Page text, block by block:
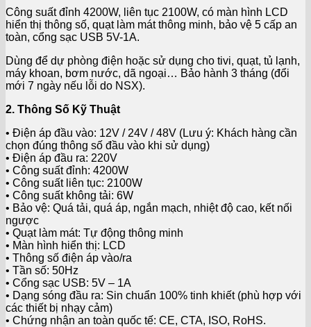
Công suất đỉnh 4200W, liên tục 2100W, có màn hình LCD
hiển thị thông số, quạt làm mát thông minh, bảo vệ 5 cấp an
toàn, cổng sạc USB 5V-1A.
Dùng để dự phòng điện hoặc sử dụng cho tivi, quạt, tủ lạnh,
máy khoan, bơm nước, dã ngoại… Bảo hành 3 tháng (đổi
mới 7 ngày nếu lỗi do NSX).
2. Thông Số Kỹ Thuật
• Điện áp đầu vào: 12V / 24V / 48V (Lưu ý: Khách hàng cần
chọn đúng thông số đầu vào khi sử dụng)
• Điện áp đầu ra: 220V
• Công suất đỉnh: 4200W
• Công suất liên tục: 2100W
• Công suất không tải: 6W
• Bảo vệ: Quá tải, quá áp, ngắn mạch, nhiệt độ cao, kết nối
ngược
• Quạt làm mát: Tự động thông minh
• Màn hình hiển thị: LCD
• Thông số điện áp vào/ra
• Tần số: 50Hz
• Cổng sạc USB: 5V – 1A
• Dạng sóng đầu ra: Sin chuẩn 100% tinh khiết (phù hợp với
các thiết bị nhạy cảm)
• Chứng nhận an toàn quốc tế: CE, CTA, ISO, RoHS.